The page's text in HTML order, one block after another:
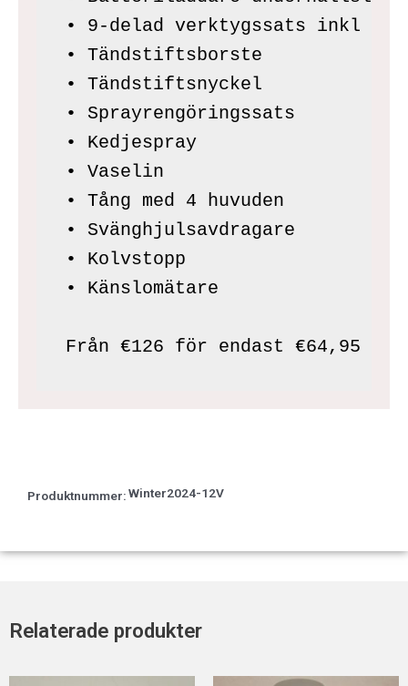
• 9-delad verktygssats inkl
• Tändstiftsborste
• Tändstiftsnyckel
• Sprayrengöringssats
• Kedjespray
• Vaselin
• Tång med 4 huvuden
• Svänghjulsavdragare
• Kolvstopp
• Känslomätare
Från €126 för endast €64,95
Produktnummer:Winter2024-12V
Relaterade produkter